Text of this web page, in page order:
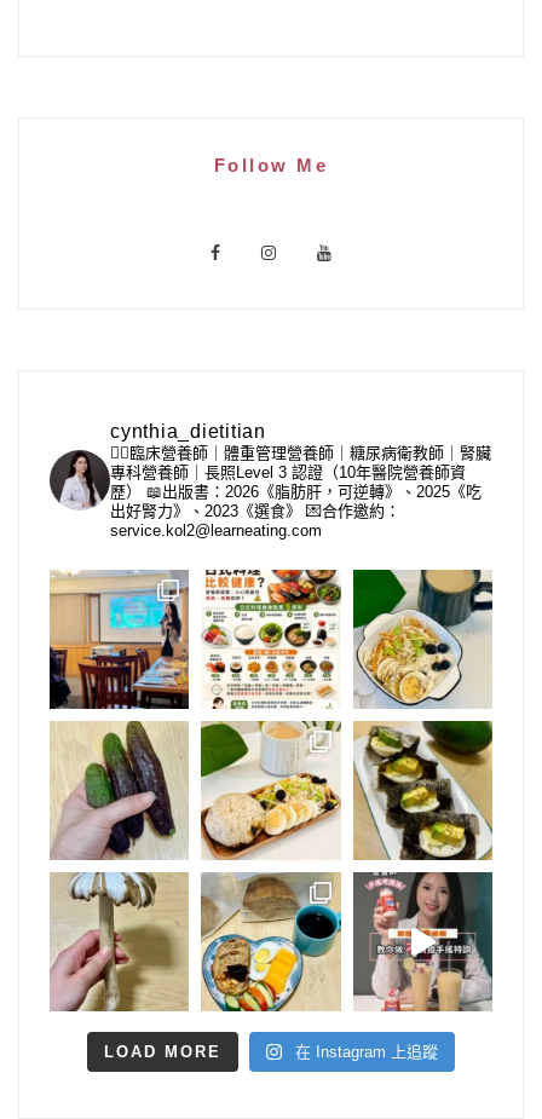
Follow Me
cynthia_dietitian
👩‍⚕️臨床營養師｜體重管理營養師｜糖尿病衛教師｜腎臟
專科營養師｜長照Level 3 認證（10年醫院營養師資
歷）
📖出版書：2026《脂肪肝，可逆轉》、2025《吃
出好腎力》、2023《選食》
💌合作邀約：
service.kol2@learneating.com
LOAD MORE 在 Instagram 上追蹤